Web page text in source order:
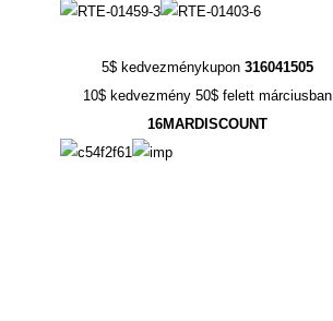
5$ kedvezménykupon 316041505
10$ kedvezmény 50$ felett márciusban
16MARDISCOUNT